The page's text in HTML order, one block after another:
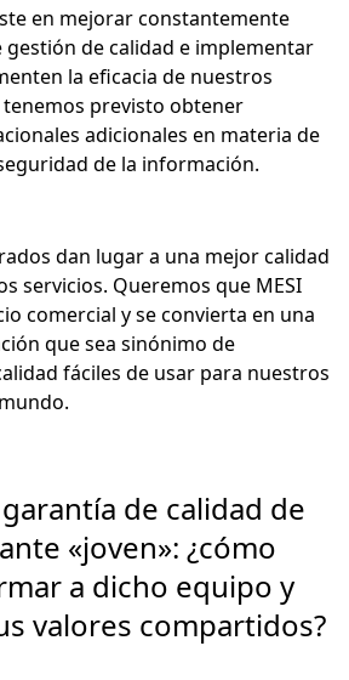
en mejorar constantemente
de calidad e implementar
la eficacia de nuestros
tenemos previsto obtener
adicionales en materia de
de la información.
dan lugar a una mejor calidad
servicios. Queremos que MESI
comercial y se convierta en una
que sea sinónimo de
fáciles de usar para nuestros
de calidad de
«joven»: ¿cómo
a dicho equipo y
valores compartidos?